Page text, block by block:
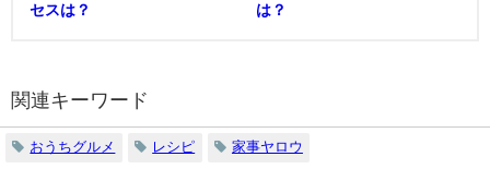
セスは？
は？
関連キーワード
おうちグルメ レシピ 家事ヤロウ